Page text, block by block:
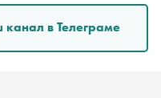
канал в Телеграме